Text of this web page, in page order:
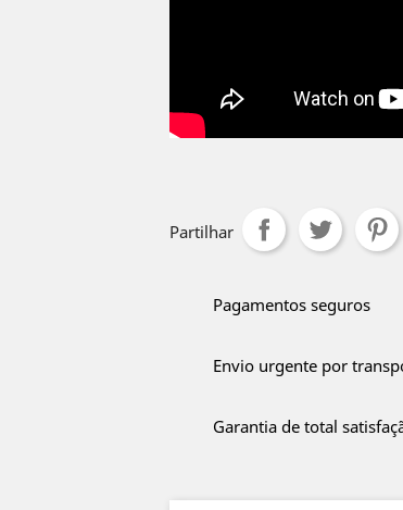
Partilhar
Pagamentos seguros
Envio urgente por
Garantia de total